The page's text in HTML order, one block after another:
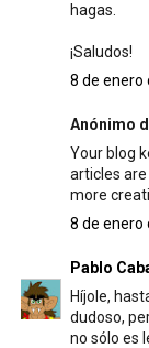
hagas.
¡Saludos!
8 de enero
Anónimo
Your blog
articles
more
8 de enero
Pablo
Híjole,
dudoso,
no sólo es